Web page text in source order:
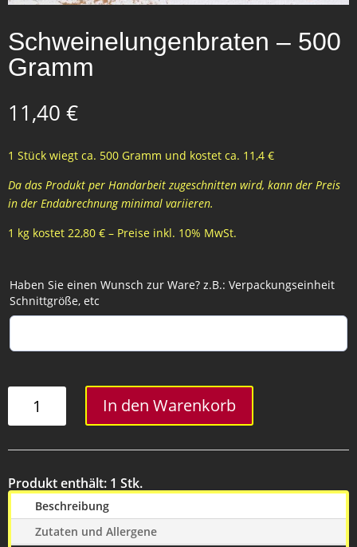
Schweinelungenbraten – 500
Gramm
11,40 €
1 Stück wiegt ca. 500 Gramm und kostet ca. 11,4 €
Da das Produkt per Handarbeit zugeschnitten wird, kann der Preis
in der Endabrechnung minimal variieren.
1 kg kostet 22,80 € – Preise inkl. 10% MwSt.
Haben Sie einen Wunsch zur Ware? z.B.: Verpackungseinheit
Schnittgröße, etc
Gramm
In den Warenkorb
Produkt enthält: 1 Stk.
Beschreibung
Zutaten und Allergene